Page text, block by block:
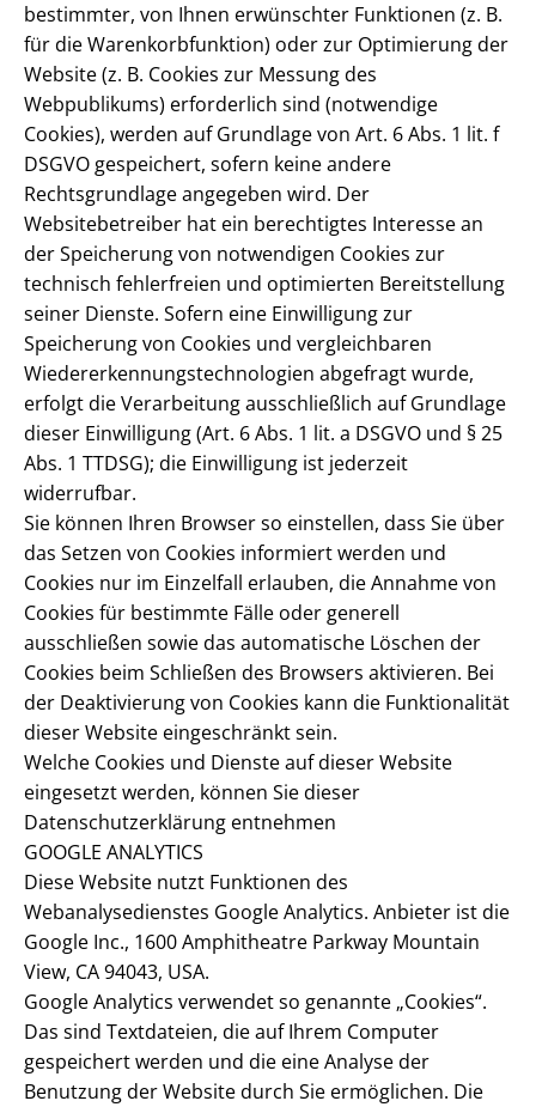
bestimmter, von Ihnen erwünschter Funktionen (z. B.
für die Warenkorbfunktion) oder zur Optimierung der
Website (z. B. Cookies zur Messung des
Webpublikums) erforderlich sind (notwendige
Cookies), werden auf Grundlage von Art. 6 Abs. 1 lit. f
DSGVO gespeichert, sofern keine andere
Rechtsgrundlage angegeben wird. Der
Websitebetreiber hat ein berechtigtes Interesse an
der Speicherung von notwendigen Cookies zur
technisch fehlerfreien und optimierten Bereitstellung
seiner Dienste. Sofern eine Einwilligung zur
Speicherung von Cookies und vergleichbaren
Wiedererkennungstechnologien abgefragt wurde,
erfolgt die Verarbeitung ausschließlich auf Grundlage
dieser Einwilligung (Art. 6 Abs. 1 lit. a DSGVO und § 25
Abs. 1 TTDSG); die Einwilligung ist jederzeit
widerrufbar.
Sie können Ihren Browser so einstellen, dass Sie über
das Setzen von Cookies informiert werden und
Cookies nur im Einzelfall erlauben, die Annahme von
Cookies für bestimmte Fälle oder generell
ausschließen sowie das automatische Löschen der
Cookies beim Schließen des Browsers aktivieren. Bei
der Deaktivierung von Cookies kann die Funktionalität
dieser Website eingeschränkt sein.
Welche Cookies und Dienste auf dieser Website
eingesetzt werden, können Sie dieser
Datenschutzerklärung entnehmen
GOOGLE ANALYTICS
Diese Website nutzt Funktionen des
Webanalysedienstes Google Analytics. Anbieter ist die
Google Inc., 1600 Amphitheatre Parkway Mountain
View, CA 94043, USA.
Google Analytics verwendet so genannte „Cookies“.
Das sind Textdateien, die auf Ihrem Computer
gespeichert werden und die eine Analyse der
Benutzung der Website durch Sie ermöglichen. Die